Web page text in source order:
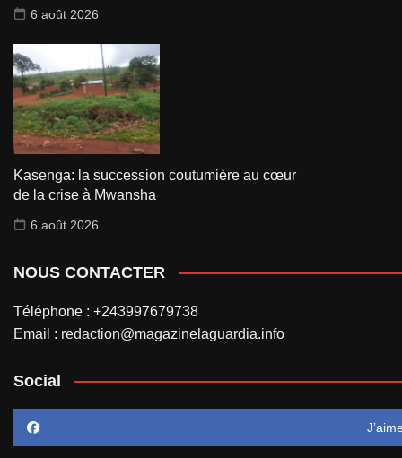
6 août 2026
Kasenga: la succession coutumière au cœur
de la crise à Mwansha
6 août 2026
NOUS CONTACTER
Téléphone : +243997679738
Email : redaction@magazinelaguardia.info
Social